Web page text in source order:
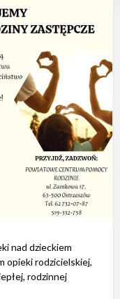
nad dzieckiem
opieki rodzicielskiej,
rodzinnej